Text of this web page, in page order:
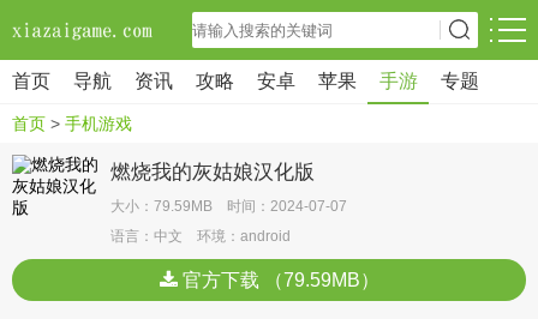
首页 导航 资讯 攻略 安卓 苹果 手游 专题
首页 > 手机游戏
燃烧我的灰姑娘汉化版
大小：79.59MB 时间：2024-07-07
语言：中文 环境：android
官方下载 （79.59MB）